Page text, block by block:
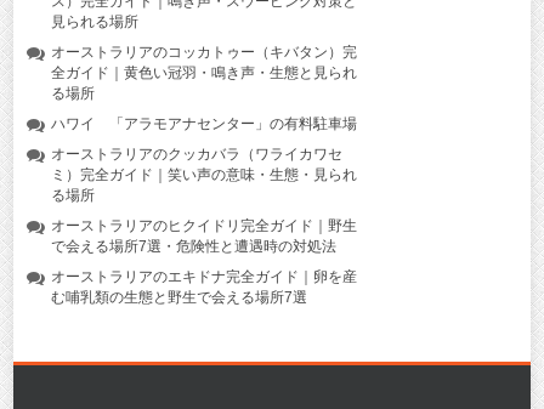
見られる場所
オーストラリアのコッカトゥー（キバタン）完
全ガイド｜黄色い冠羽・鳴き声・生態と見られ
る場所
ハワイ 「アラモアナセンター」の有料駐車場
オーストラリアのクッカバラ（ワライカワセ
ミ）完全ガイド｜笑い声の意味・生態・見られ
る場所
オーストラリアのヒクイドリ完全ガイド｜野生
で会える場所7選・危険性と遭遇時の対処法
オーストラリアのエキドナ完全ガイド｜卵を産
む哺乳類の生態と野生で会える場所7選